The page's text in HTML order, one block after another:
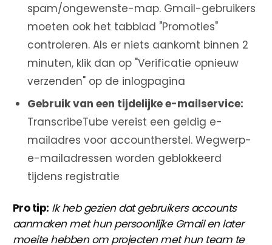
spam/ongewenste-map. Gmail-gebruikers
moeten ook het tabblad "Promoties"
controleren. Als er niets aankomt binnen 2
minuten, klik dan op "Verificatie opnieuw
verzenden" op de inlogpagina
Gebruik van een tijdelijke e-mailservice:
TranscribeTube vereist een geldig e-
mailadres voor accountherstel. Wegwerp-
e-mailadressen worden geblokkeerd
tijdens registratie
Pro tip: Ik heb gezien dat gebruikers accounts
aanmaken met hun persoonlijke Gmail en later
moeite hebben om projecten met hun team te